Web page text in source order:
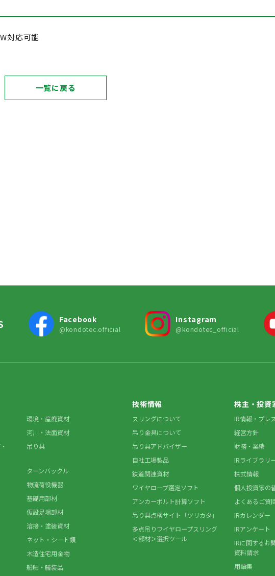
対応可能
一覧に戻る
Facebook
@kondotec.official
Instagram
@kondotec_official
環境・産廃資材
河川・法面資材
吊り具
ターンバックル
物流荷役機器
基礎用部材
仮設足場部材
溶接・塗装資材
ネット・シート類
木造住宅用金物
船舶・艤装品
技術情報
スリングについて
吊り金具について
吊り具アドバイザー
自社工場製品
鉄道関連資材
ワイヤロープ選定ソフト
アンカーボルト計算ソフト
吊り具点検サイト「ツリカタ」
多点吊りワイヤロープスリング
＜部材＞選択ツール
株主・投資
IR情報・プレ
経営方針
財務・業績
IRライブラリ
株式情報
個人投資家の
よくあるご質
IRカレンダー
IRアンケート
IRに関するお
資料請求
用語集